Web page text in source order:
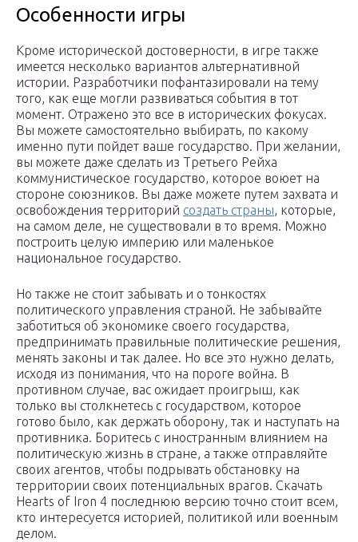
Особенности игры
Кроме исторической достоверности, в игре также
имеется несколько вариантов альтернативной
истории. Разработчики пофантазировали на тему
того, как еще могли развиваться события в тот
момент. Отражено это все в исторических фокусах.
Вы можете самостоятельно выбирать, по какому
именно пути пойдет ваше государство. При желании,
вы можете даже сделать из Третьего Рейха
коммунистическое государство, которое воюет на
стороне союзников. Вы даже можете путем захвата и
освобождения территорий создать страны, которые,
на самом деле, не существовали в то время. Можно
построить целую империю или маленькое
национальное государство.
Но также не стоит забывать и о тонкостях
политического управления страной. Не забывайте
заботиться об экономике своего государства,
предпринимать правильные политические решения,
менять законы и так далее. Но все это нужно делать,
исходя из понимания, что на пороге война. В
противном случае, вас ожидает проигрыш, как
только вы столкнетесь с государством, которое
готово было, как держать оборону, так и наступать на
противника. Боритесь с иностранным влиянием на
политическую жизнь в стране, а также отправляйте
своих агентов, чтобы подрывать обстановку на
территории своих потенциальных врагов. Скачать
Hearts of Iron 4 последнюю версию точно стоит всем,
кто интересуется историей, политикой или военным
делом.